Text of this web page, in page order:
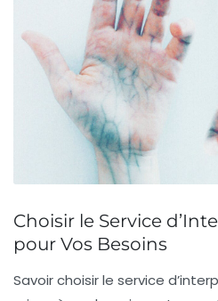
Choisir le Service
pour Vos Besoins
Savoir choisir le service